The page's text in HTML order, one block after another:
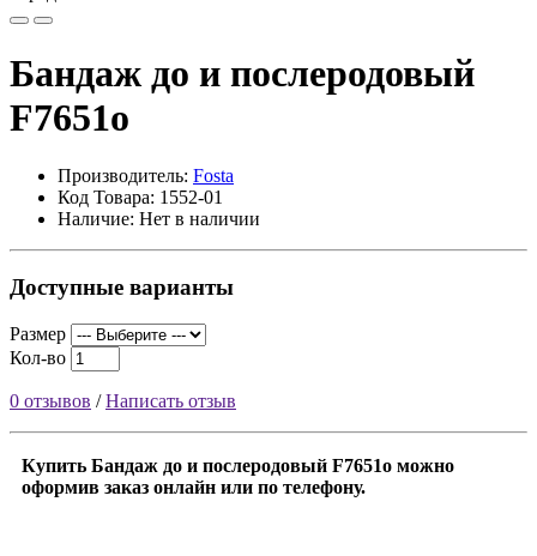
Бандаж до и послеродовый
F7651o
Производитель: Fosta
Код Товара: 1552-01
Наличие: Нет в наличии
Доступные варианты
Размер
Кол-во
0 отзывов /Написать отзыв
Купить Бандаж до и послеродовый F7651o можно
оформив заказ онлайн или по телефону.